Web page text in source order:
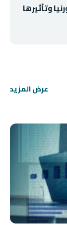
وتأثيرها
عرض المزيد